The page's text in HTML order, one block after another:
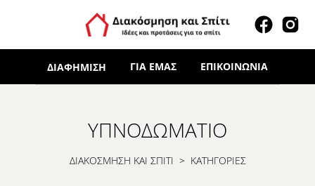
ΔΙΑΦΉΜΙΣΗ ΓΙΑ ΕΜΆΣ ΕΠΙΚΟΙΝΩΝΊΑ
ΥΠΝΟΔΩΜΆΤΙΟ
ΔΙΑΚΟΣΜΗΣΗ ΚΑΙ ΣΠΙΤΙ > ΚΑΤΗΓΟΡΙΕΣ